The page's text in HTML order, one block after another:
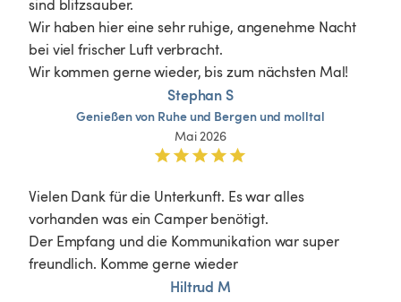
sind blitzsauber.
Wir haben hier eine sehr ruhige, angenehme Nacht
bei viel frischer Luft verbracht.
Wir kommen gerne wieder, bis zum nächsten Mal!
Stephan S
Genießenvon Ruhe und Bergen und molltal
Mai 2026
Vielen Dank für die Unterkunft. Es war alles
vorhanden was ein Camper benötigt.
Der Empfang und die Kommunikation war super
freundlich. Komme gerne wieder
Hiltrud M